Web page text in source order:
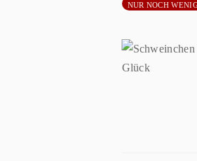
NUR NOCH